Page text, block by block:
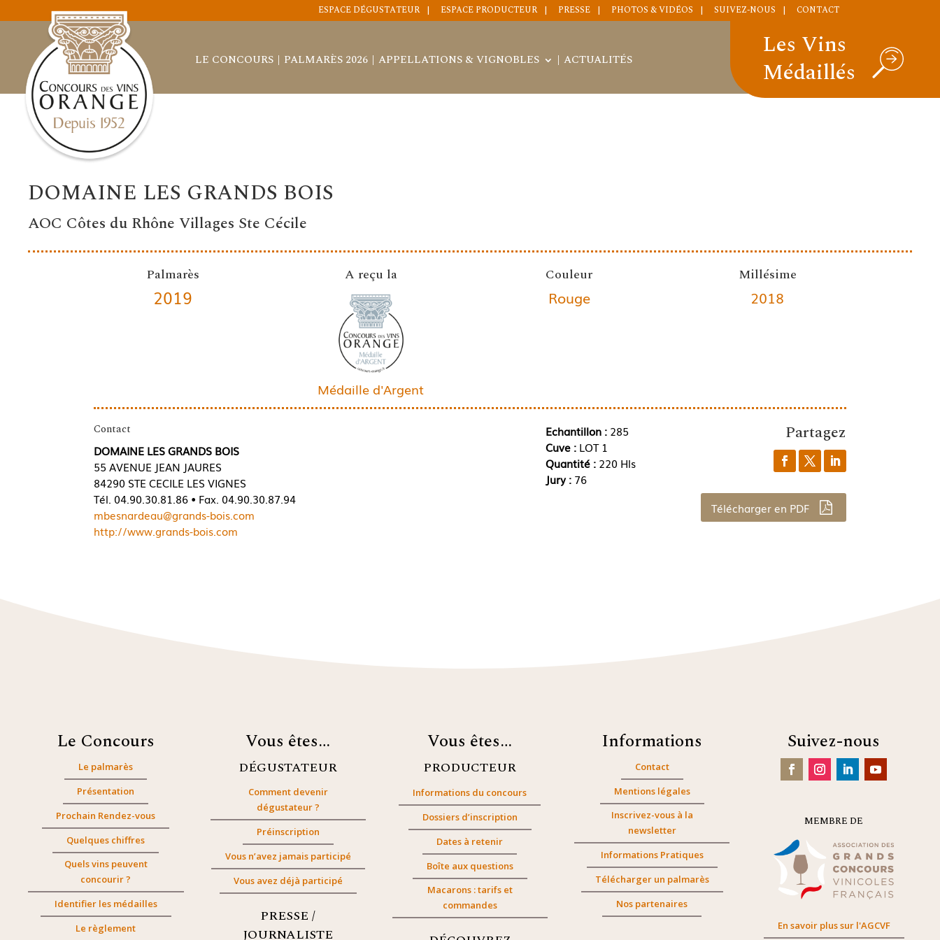
ESPACE DÉGUSTATEUR ESPACE PRODUCTEUR PRESSE PHOTOS & VIDÉOS SUIVEZ-NOUS CONTACT
LE CONCOURS PALMARÈS 2026 APPELLATIONS & VIGNOBLES ACTUALITÉS
Les Vins
Médaillés
DOMAINE LES GRANDS BOIS
AOC Côtes du Rhône Villages Ste Cécile
Palmarès
2019
A reçu la
Médaille d'Argent
Couleur
Rouge
Millésime
2018
Contact
DOMAINE LES GRANDS BOIS
55 AVENUE JEAN JAURES
84290 STE CECILE LES VIGNES
Tél. 04.90.30.81.86 • Fax. 04.90.30.87.94
mbesnardeau@grands-bois.com
http://www.grands-bois.com
Echantillon :285
Cuve : LOT 1
Quantité : 220 Hls
Jury : 76
Partagez
Télécharger en PDF
Le Concours
Le palmarès
Présentation
Prochain Rendez-vous
Quelques chiffres
Quels vins peuvent
concourir ?
Identifier les médailles
Le règlement
Vous êtes…
DÉGUSTATEUR
Comment devenir
dégustateur ?
Préinscription
Vous n’avez jamais participé
Vous avez déjà participé
PRESSE /
JOURNALISTE
Vous êtes…
PRODUCTEUR
Informations du concours
Dossiers d’inscription
Dates à retenir
Boîte aux questions
Macarons : tarifs et
commandes
Informations
Contact
Mentions légales
Inscrivez-vous à la
newsletter
Informations Pratiques
Télécharger un palmarès
Nos partenaires
Suivez-nous
MEMBRE DE
En savoir plus sur l'AGCVF